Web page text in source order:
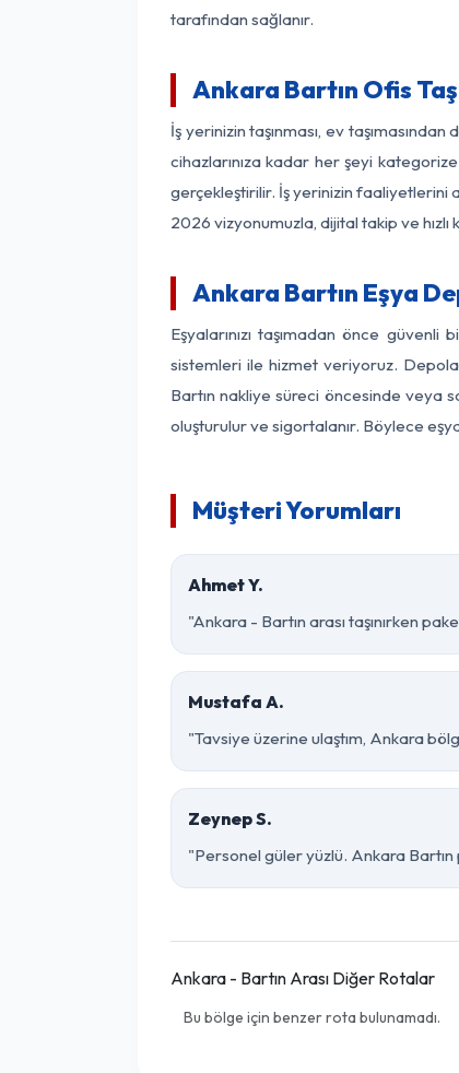
tarafından sağlanır.
Ankara Bartın Ofis
İş yerinizin taşınması, ev
cihazlarınıza kadar her şeyi
gerçekleştirilir. İş yerinizin faaliyetlerini
2026 vizyonumuzla, dijital takip ve hızlı
Ankara Bartın Eşya
Eşyalarınızı taşımadan önce
sistemleri ile hizmet veriyoruz.
Bartın nakliye süreci öncesinde veya
oluşturulur ve sigortalanır. Böylece
Müşteri Yorumları
Ahmet Y.
"Ankara - Bartın arası taşınırken
Mustafa A.
"Tavsiye üzerine ulaştım, Ankara
Zeynep S.
"Personel güler yüzlü. Ankara Bartın
Ankara - Bartın Arası Diğer Rotalar
Bu bölge için benzer rota bulunamadı.